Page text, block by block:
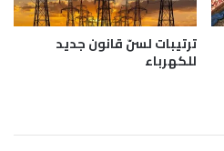
ترتيبات لسنّ قانون جديد
للكهرباء